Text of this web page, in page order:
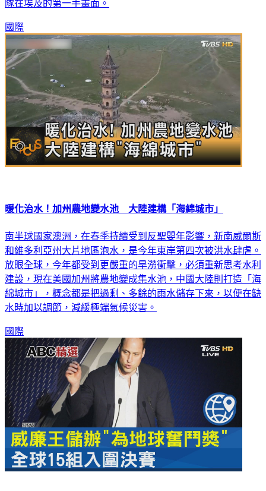
隊在埃及的第一手畫面。
國際
暖化治水！加州農地變水池 大陸建構「海綿城市」
南半球國家澳洲，在春季持續受到反聖嬰年影響，新南威爾斯
和維多利亞州大片地區泡水，是今年東岸第四次被洪水肆虐。
放眼全球，今年都受到更嚴重的旱澇衝擊，必須重新思考水利
建設，現在美國加州將農地變成集水池，中國大陸則打造「海
綿城市」，概念都是把過剩、多餘的雨水儲存下來，以便在缺
水時加以調節，減緩極端氣候災害。
國際